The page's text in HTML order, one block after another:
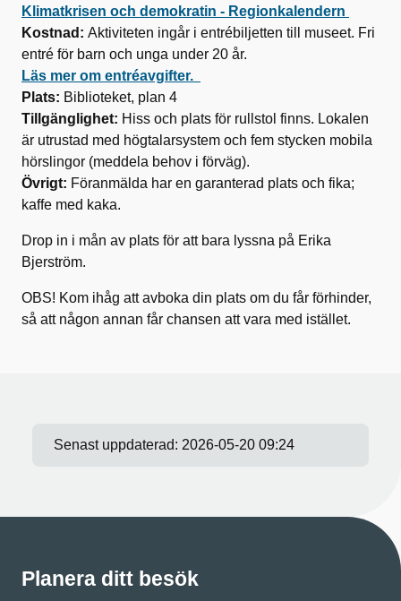
Klimatkrisen och demokratin - Regionkalendern
Kostnad: Aktiviteten ingår i entrébiljetten till museet. Fri
entré för barn och unga under 20 år.
Läs mer om entréavgifter.
Plats: Biblioteket, plan 4
Tillgänglighet: Hiss och plats för rullstol finns. Lokalen
är utrustad med högtalarsystem och fem stycken mobila
hörslingor (meddela behov i förväg).
Övrigt: Föranmälda har en garanterad plats och fika;
kaffe med kaka.
Drop in i mån av plats för att bara lyssna på Erika
Bjerström.
OBS! Kom ihåg att avboka din plats om du får förhinder,
så att någon annan får chansen att vara med istället.
Senast uppdaterad: 2026-05-20 09:24
Planera ditt besök